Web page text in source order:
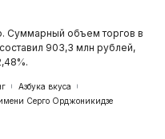
Суммарный объем торгов в
903,3 млн рублей,
Азбука вкуса
Серго Орджоникидзе